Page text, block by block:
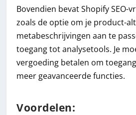
Bovendien bevat Shopify SEO-
zoals de optie om je product-
metabeschrijvingen aan te
toegang tot analysetools. Je
vergoeding betalen om
meer geavanceerde functies.
Voordelen: